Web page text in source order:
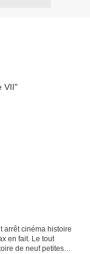
arrêt cinéma histoire
en fait. Le tout
de neuf petites